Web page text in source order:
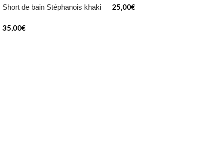
Short de bain Stéphanois khaki
35,00€
25,00€